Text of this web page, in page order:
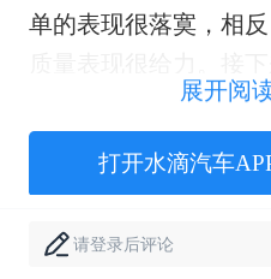
单的表现很落寞，相
展开阅
打开水滴汽车
请登录后评论